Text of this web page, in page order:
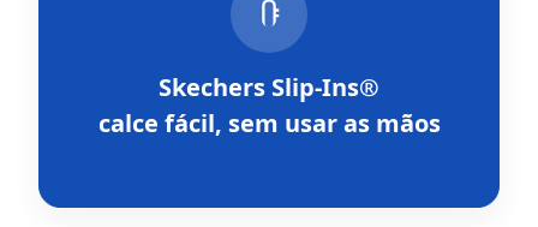
Skechers Slip-Ins®
calce fácil, sem usar as mãos